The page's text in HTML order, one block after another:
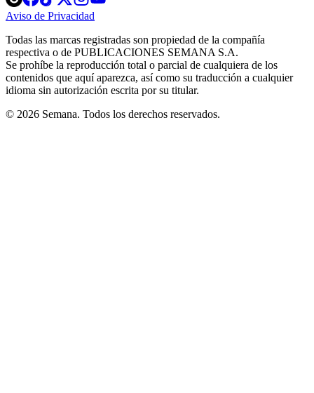
in
new
in
new
in
new
window
new
windowwindow
Aviso de Privacidad
new
window
Todas las marcas registradas son propiedad de la compañía
respectiva o de PUBLICACIONES SEMANA S.A.
Se prohíbe la reproducción total o parcial de cualquiera de los
contenidos que aquí aparezca, así como su traducción a cualquier
idioma sin autorización escrita por su titular.
© 2026 Semana. Todos los derechos reservados.